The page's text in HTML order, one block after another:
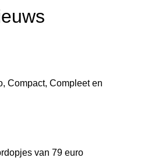
Compact, Compleet en
van 79 euro